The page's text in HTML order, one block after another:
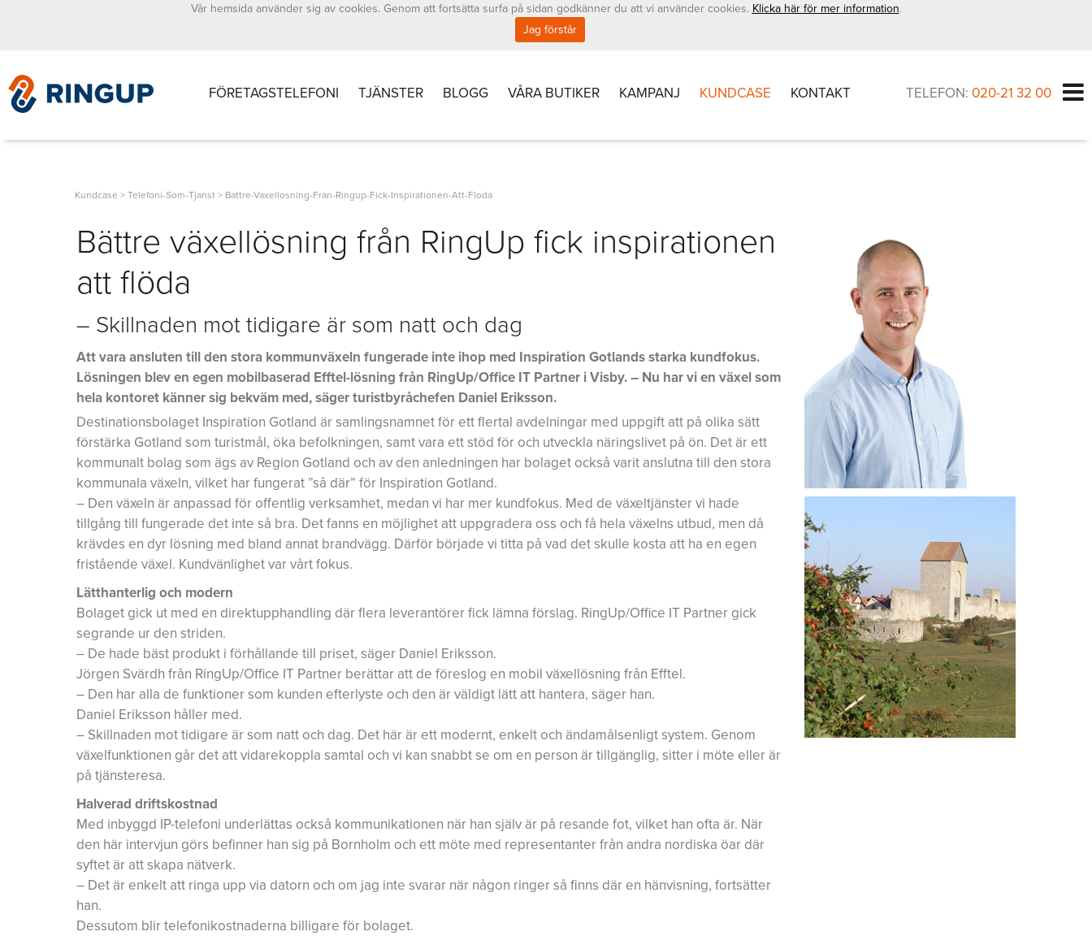
TELEFON: 020-21 32 00
FÖRETAGSTELEFONI TJÄNSTER BLOGG VÅRA BUTIKER KAMPANJ KUNDCASE KONTAKT
Kundcase > Telefoni-Som-Tjanst > Battre-Vaxellosning-Fran-Ringup-Fick-Inspirationen-Att-Floda
Bättre växellösning från RingUp fick inspirationen
att flöda
– Skillnaden mot tidigare är som natt och dag
Att vara ansluten till den stora kommunväxeln fungerade inte ihop med Inspiration Gotlands starka kundfokus.
Lösningen blev en egen mobilbaserad Efftel-lösning från RingUp/Office IT Partner i Visby. – Nu har vi en växel som
hela kontoret känner sig bekväm med, säger turistbyråchefen Daniel Eriksson.
Destinationsbolaget Inspiration Gotland är samlingsnamnet för ett flertal avdelningar med uppgift att på olika sätt
förstärka Gotland som turistmål, öka befolkningen, samt vara ett stöd för och utveckla näringslivet på ön. Det är ett
kommunalt bolag som ägs av Region Gotland och av den anledningen har bolaget också varit anslutna till den stora
kommunala växeln, vilket har fungerat ”så där” för Inspiration Gotland.
– Den växeln är anpassad för offentlig verksamhet, medan vi har mer kundfokus. Med de växeltjänster vi hade
tillgång till fungerade det inte så bra. Det fanns en möjlighet att uppgradera oss och få hela växelns utbud, men då
krävdes en dyr lösning med bland annat brandvägg. Därför började vi titta på vad det skulle kosta att ha en egen
fristående växel. Kundvänlighet var vårt fokus.
Lätthanterlig och modern
Bolaget gick ut med en direktupphandling där flera leverantörer fick lämna förslag. RingUp/Office IT Partner gick
segrande ur den striden.
– De hade bäst produkt i förhållande till priset, säger Daniel Eriksson.
Jörgen Svärdh från RingUp/Office IT Partner berättar att de föreslog en mobil växellösning från Efftel.
– Den har alla de funktioner som kunden efterlyste och den är väldigt lätt att hantera, säger han.
Daniel Eriksson håller med.
– Skillnaden mot tidigare är som natt och dag. Det här är ett modernt, enkelt och ändamålsenligt system. Genom
växelfunktionen går det att vidarekoppla samtal och vi kan snabbt se om en person är tillgänglig, sitter i möte eller är
på tjänsteresa.
Halverad driftskostnad
Med inbyggd IP-telefoni underlättas också kommunikationen när han själv är på resande fot, vilket han ofta är. När
den här intervjun görs befinner han sig på Bornholm och ett möte med representanter från andra nordiska öar där
syftet är att skapa nätverk.
– Det är enkelt att ringa upp via datorn och om jag inte svarar när någon ringer så finns där en hänvisning, fortsätter
han.
Dessutom blir telefonikostnaderna billigare för bolaget.
Vår hemsida använder sig av cookies. Genom att fortsätta surfa på sidan godkänner du att vi använder cookies. Klicka här för mer information.
Jag förstår